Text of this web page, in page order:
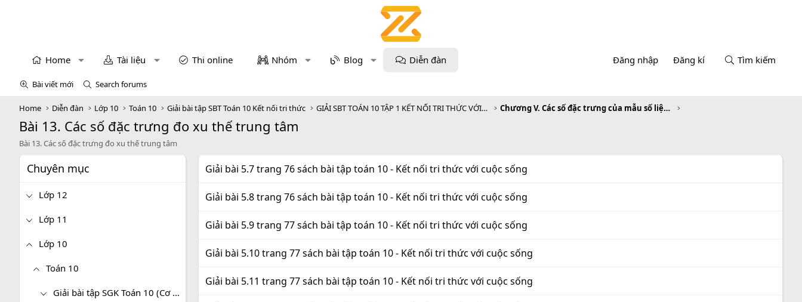
Home Tài liệu Thi online Nhóm Blog Diễn đàn Đăng nhập Đăng kí Tìm kiếm
Bài viết mới Search forums
Home Diễn đàn Lớp 10 Toán 10 Giải bài tập SBT Toán 10 Kết nối tri thức GIẢI SBT TOÁN 10 TẬP 1 KẾT NỐI TRI THỨC VỚI CUỘC SỐNG Chương V. Các số đặc trưng của mẫu số liệu không ghép nhóm
Bài 13. Các số đặc trưng đo xu thế trung tâm
Bài 13. Các số đặc trưng đo xu thế trung tâm
Chuyên mục
Lớp 12
Lớp 11
Lớp 10
Toán 10
Giải bài tập SGK Toán 10 (Cơ bản)
Giải bài 5.7 trang 76 sách bài tập toán 10 - Kết nối tri thức với cuộc sống
Giải bài 5.8 trang 76 sách bài tập toán 10 - Kết nối tri thức với cuộc sống
Giải bài 5.9 trang 77 sách bài tập toán 10 - Kết nối tri thức với cuộc sống
Giải bài 5.10 trang 77 sách bài tập toán 10 - Kết nối tri thức với cuộc sống
Giải bài 5.11 trang 77 sách bài tập toán 10 - Kết nối tri thức với cuộc sống